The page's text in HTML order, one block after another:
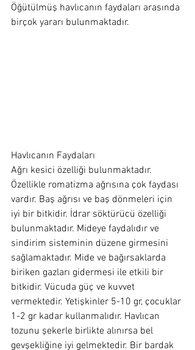
Öğütülmüş havlıcanın faydaları arasında
birçok yararı bulunmaktadır.
Havlıcanın Faydaları
Ağrı kesici özelliği bulunmaktadır.
Özellikle romatizma ağrısına çok faydası
vardır. Baş ağrısı ve baş dönmeleri için
iyi bir bitkidir. İdrar söktürücü özelliği
bulunmaktadır. Mideye faydalıdır ve
sindirim sisteminin düzene girmesini
sağlamaktadır. Mide ve bağırsaklarda
biriken gazları gidermesi ile etkili bir
bitkidir. Vücuda güç ve kuvvet
vermektedir. Yetişkinler 5-10 gr, çocuklar
1-2 gr kadar kullanmalıdır. Havlıcan
tozunu şekerle birlikte alınırsa bel
gevşekliğine iyi gelmektedir. Bir bardak